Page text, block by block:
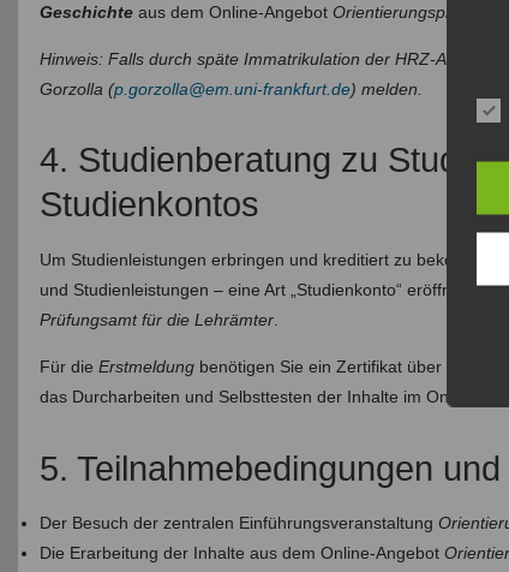
Geschichte aus dem Online-AngebotOrientierungsphase
Hinweis: Falls durch späte Immatrikulation der HRZ-Account
Gorzolla (p.gorzolla@em.uni-frankfurt.de) melden.
4. Studienberatung zu
Studienkontos
Um Studienleistungen erbringen und kreditiert zu
und Studienleistungen – eine Art „Studienkonto“ eröffnen.
Prüfungsamt für die Lehrämter
Für dieErstmeldung benötigen Sie ein Zertifikat über die
das Durcharbeiten und Selbsttesten der Inhalte im Online-
5. Teilnahmebedingungen
Der Besuch der zentralen Einführungsveranstaltung
Die Erarbeitung der Inhalte aus dem Online-Angebot